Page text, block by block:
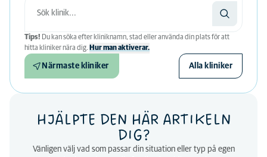
Tips! Du kan söka efter kliniknamn, stad eller använda din plats för att
hitta kliniker nära dig. Hur man aktiverar.
Närmaste kliniker Alla kliniker
HJÄLPTE DEN HÄR ARTIKELN
DIG?
Vänligen välj vad som passar din situation eller typ på egen